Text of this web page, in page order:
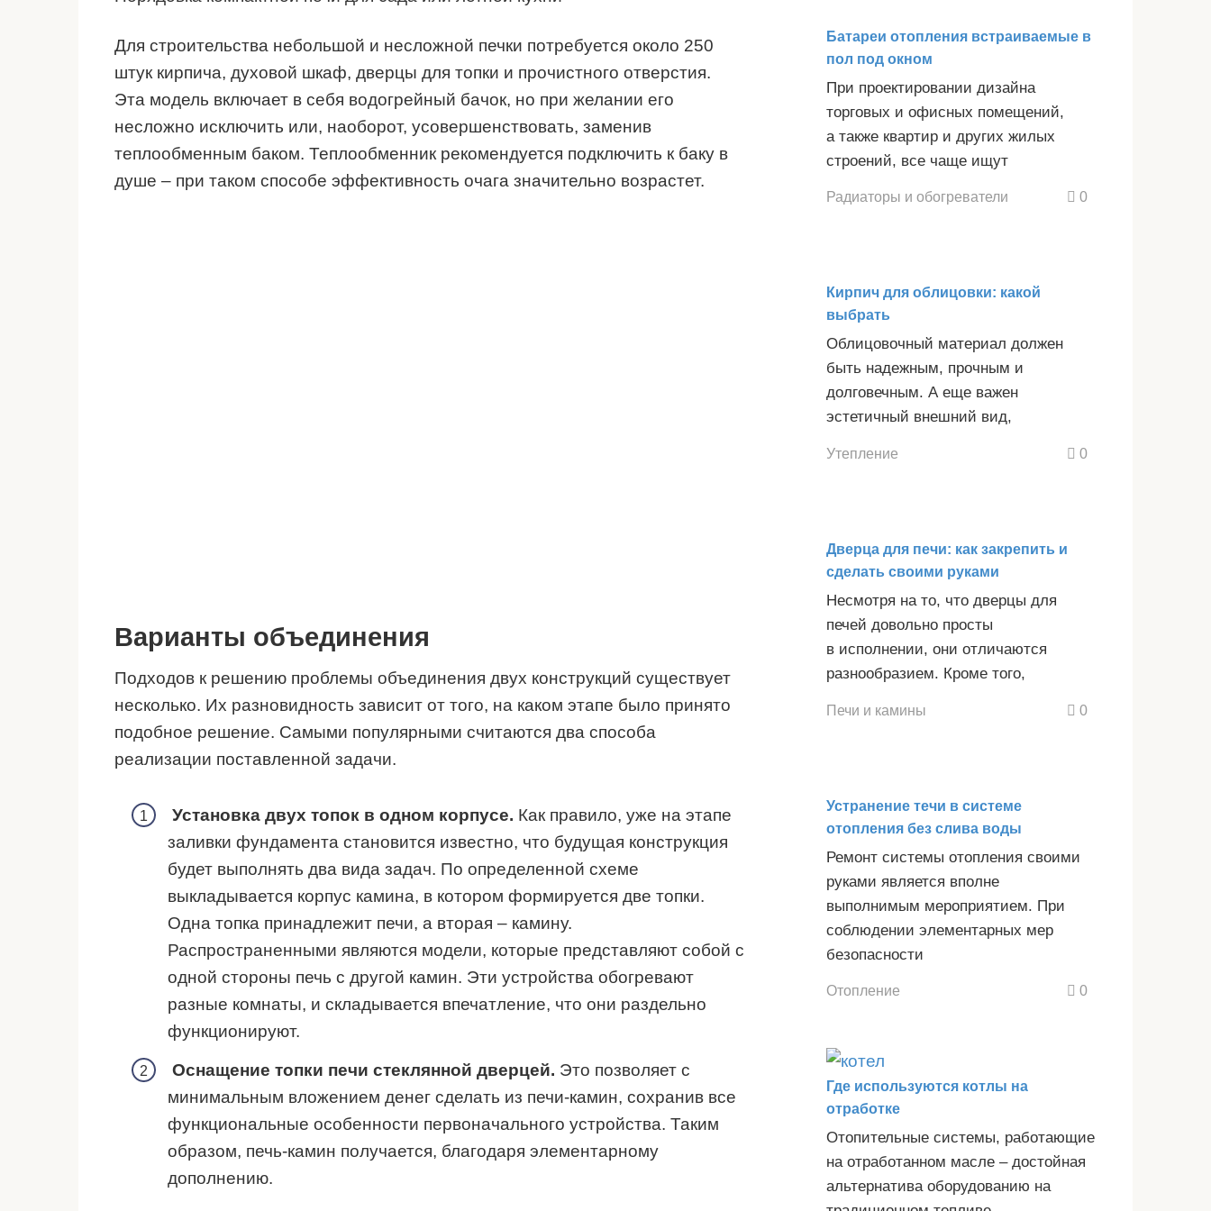
Для строительства небольшой и несложной печки потребуется около 250
штук кирпича, духовой шкаф, дверцы для топки и прочистного отверстия.
Эта модель включает в себя водогрейный бачок, но при желании его
несложно исключить или, наоборот, усовершенствовать, заменив
теплообменным баком. Теплообменник рекомендуется подключить к баку в
душе – при таком способе эффективность очага значительно возрастет.
Варианты объединения
Подходов к решению проблемы объединения двух конструкций существует
несколько. Их разновидность зависит от того, на каком этапе было принято
подобное решение. Самыми популярными считаются два способа
реализации поставленной задачи.
Установка двух топок в одном корпусе. Как правило, уже на этапе
заливки фундамента становится известно, что будущая конструкция
будет выполнять два вида задач. По определенной схеме
выкладывается корпус камина, в котором формируется две топки.
Одна топка принадлежит печи, а вторая – камину.
Распространенными являются модели, которые представляют собой с
одной стороны печь с другой камин. Эти устройства обогревают
разные комнаты, и складывается впечатление, что они раздельно
функционируют.
Оснащение топки печи стеклянной дверцей. Это позволяет с
минимальным вложением денег сделать из печи-камин, сохранив все
функциональные особенности первоначального устройства. Таким
образом, печь-камин получается, благодаря элементарному
дополнению.
Батареи отопления встраиваемые в
пол под окном
При проектировании дизайна
торговых и офисных помещений,
а также квартир и других жилых
строений, все чаще ищут
Радиаторы и обогреватели 0
Кирпич для облицовки: какой
выбрать
Облицовочный материал должен
быть надежным, прочным и
долговечным. А еще важен
эстетичный внешний вид,
Утепление 0
Дверца для печи: как закрепить и
сделать своими руками
Несмотря на то, что дверцы для
печей довольно просты
в исполнении, они отличаются
разнообразием. Кроме того,
Печи и камины 0
Устранение течи в системе
отопления без слива воды
Ремонт системы отопления своими
руками является вполне
выполнимым мероприятием. При
соблюдении элементарных мер
безопасности
Отопление 0
Где используются котлы на
отработке
Отопительные системы, работающие
на отработанном масле – достойная
альтернатива оборудованию на